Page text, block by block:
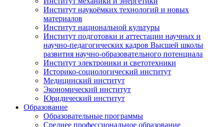
Институт наукоёмких технологий и новых
материалов
Институт национальной культуры
Институт подготовки и аттестации научных и
научно-педагогических кадров Высшей школы
развития научно-образовательного потенциала
Институт электроники и светотехники
Историко-социологический институт
Медицинский институт
Экономический институт
Юридический институт
Образование
Образовательные программы
Среднее профессиональное образование